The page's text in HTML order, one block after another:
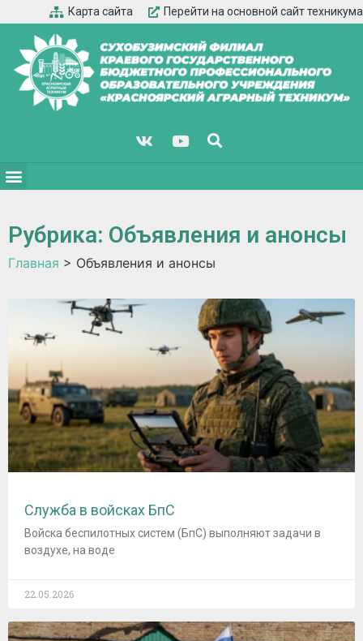
Карта сайта Перейти на основной сайт техникума
Рубрика: Объявления и анонсы​
Главная > Объявления и анонсы​
Служба в войсках БпС
Войска беспилотных систем (БпС) выполняют задачи в
воздухе, на воде
22.05.2026